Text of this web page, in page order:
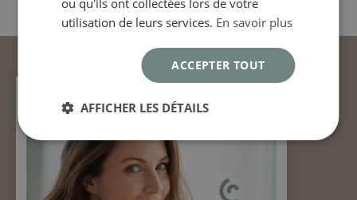
ou qu'ils ont collectées lors de votre
utilisation de leurs services. En savoir plus
ACCEPTER TOUT
AFFICHER LES DÉTAILS